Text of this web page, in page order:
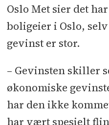
Oslo Met sier det
boligeier i Oslo,
gevinst er stor.
– Gevinsten skiller
økonomiske
har den ikke
har vært spesielt